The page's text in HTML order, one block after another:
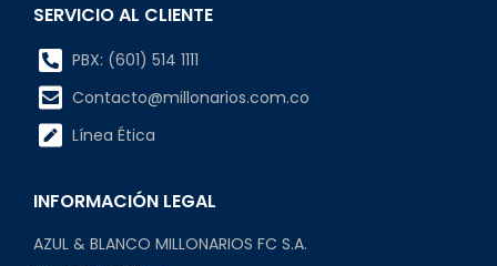
SERVICIO AL CLIENTE
PBX: (601) 514 1111
Contacto@millonarios.com.co
Línea Ética
INFORMACIÓN LEGAL
AZUL & BLANCO MILLONARIOS FC S.A.